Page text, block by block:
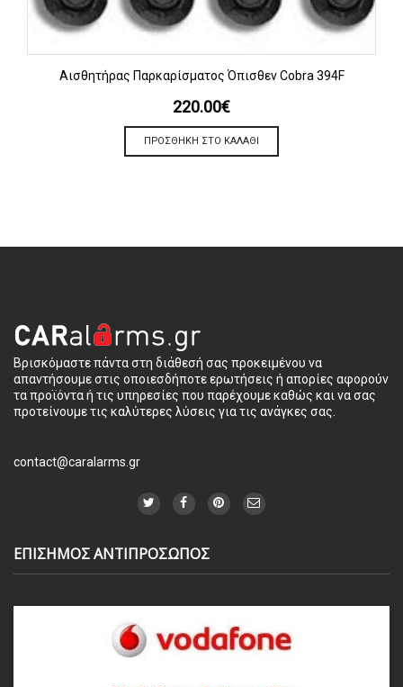
Αισθητήρας Παρκαρίσματος Όπισθεν Cobra 394F
220.00€
ΠΡΟΣΘΉΚΗ ΣΤΟ ΚΑΛΆΘΙ
Βρισκόμαστε πάντα στη διάθεσή σας προκειμένου να
απαντήσουμε στις οποιεσδήποτε ερωτήσεις ή απορίες αφορούν
τα προϊόντα ή τις υπηρεσίες που παρέχουμε καθώς και να σας
προτείνουμε τις καλύτερες λύσεις για τις ανάγκες σας.
contact@caralarms.gr
ΕΠΙΣΗΜΟΣ ΑΝΤΙΠΡΟΣΩΠΟΣ